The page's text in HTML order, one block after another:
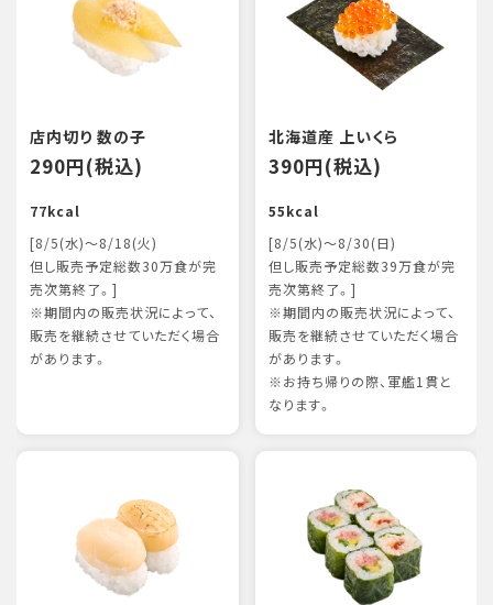
店内切り 数の子
290円(税込)
77kcal
[8/5(水)～8/18(火)
但し販売予定総数30万食が完
売次第終了。]
※期間内の販売状況によって、
販売を継続させていただく場合
があります。
北海道産 上いくら
390円(税込)
55kcal
[8/5(水)～8/30(日)
但し販売予定総数39万食が完
売次第終了。]
※期間内の販売状況によって、
販売を継続させていただく場合
があります。
※お持ち帰りの際、軍艦1貫と
なります。